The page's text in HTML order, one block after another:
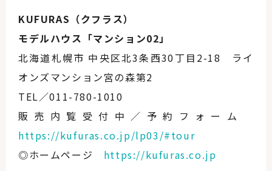
KUFURAS（クフラス）
モデルハウス「マンション02」
北海道札幌市 中央区北3条西30丁目2-18 ライ
オンズマンション宮の森第2
TEL／011-780-1010
販売内覧受付中／予約フォーム
https://kufuras.co.jp/lp03/#tour
◎ホームページ https://kufuras.co.jp